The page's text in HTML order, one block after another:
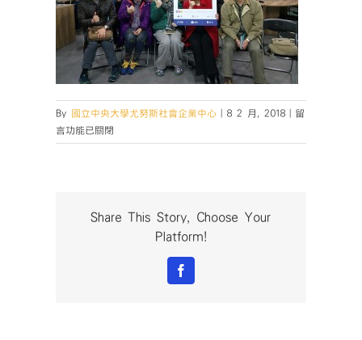
By 國立中央大學尤努斯社會企業中心 8 2 月, 2018
在
中
留
言功能已關閉
Share This Story, Choose Your
Platform!
Facebook